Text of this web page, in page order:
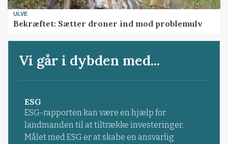
ULVE
Bekræftet: Sætter droner ind mod problemulv
Vi går i dybden med...
ESG
ESG-rapporten kan være en hjælp for
landmanden til at tiltrække investeringer.
Målet med ESG er at skabe en ansvarlig